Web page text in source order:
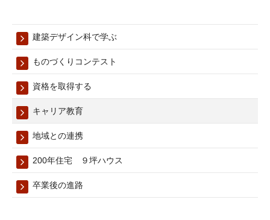
建築デザイン科で学ぶ
ものづくりコンテスト
資格を取得する
キャリア教育
地域との連携
200年住宅 ９坪ハウス
卒業後の進路